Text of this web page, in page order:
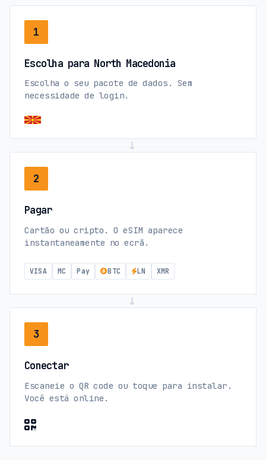
1
Escolha para North Macedonia
Escolha o seu pacote de dados. Sem
necessidade de login.
→
2
Pagar
Cartão ou cripto. O eSIM aparece
instantaneamente no ecrã.
VISA MC Pay BTC LN XMR
→
3
Conectar
Escaneie o QR code ou toque para instalar.
Você está online.